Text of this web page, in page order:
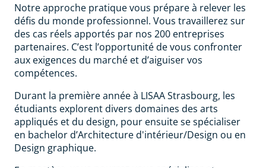
Notre approche pratique vous prépare à relever les
défis du monde professionnel. Vous travaillerez sur
des cas réels apportés par nos 200 entreprises
partenaires. C’est l’opportunité de vous confronter
aux exigences du marché et d’aiguiser vos
compétences.
Durant la première année à LISAA Strasbourg, les
étudiants explorent divers domaines des arts
appliqués et du design, pour ensuite se spécialiser
en bachelor d’Architecture d'intérieur/Design ou en
Design graphique.